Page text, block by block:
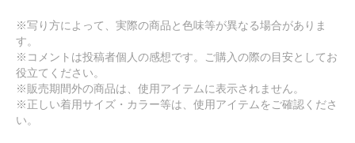
※写り方によって、実際の商品と色味等が異なる場合がありま
す。
※コメントは投稿者個人の感想です。ご購入の際の目安としてお
役立てください。
※販売期間外の商品は、使用アイテムに表示されません。
※正しい着用サイズ・カラー等は、使用アイテムをご確認くださ
い。